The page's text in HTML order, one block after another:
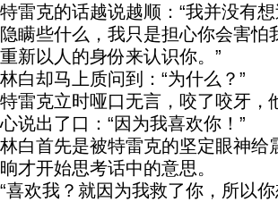
特雷克的话越说越顺：“我并没有
隐瞒些什么，我只是担心你会害怕
重新以人的身份来认识你。”
林白却马上质问到：“为什么？”
特雷克立时哑口无言，咬了咬牙，
心说出了口：“因为我喜欢你！”
林白首先是被特雷克的坚定眼神给
晌才开始思考话中的意思。
“喜欢我？就因为我救了你，所以